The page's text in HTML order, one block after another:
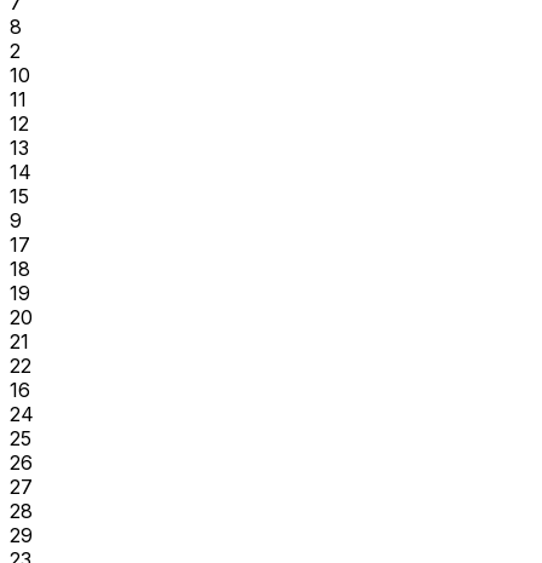
8
2
10
11
12
13
14
15
9
17
18
19
20
21
22
16
24
25
26
27
28
29